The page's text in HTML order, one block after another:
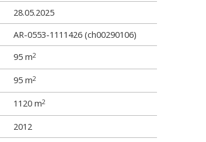
28.05.2025
AR-0553-1111426 (ch00290106)
95 m2
95 m2
1120 m2
2012